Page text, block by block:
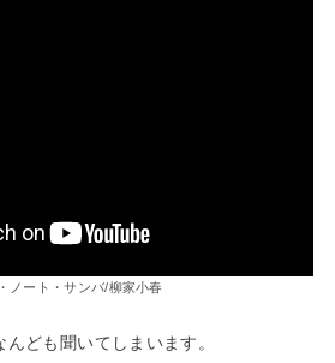
ノート・サンバ/柳家小春
ども聞いてしまいます。